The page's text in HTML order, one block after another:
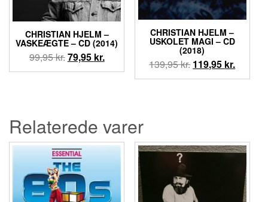
CHRISTIAN HJELM –
VASKEÆGTE – CD (2014)
99,95kr.Den
oprindelige
79,95 kr.Den
aktuelle
CHRISTIAN HJELM –
USKOLET MAGI – CD
(2018)
139,95kr. Den
oprindelige
119,95 kr.Den
aktuelle
Relaterede varer